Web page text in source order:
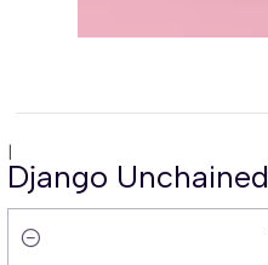
|
Django Unchained
Cantidad